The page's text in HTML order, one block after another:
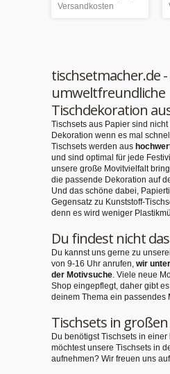
Versandkosten
tischsetmacher.de -
umweltfreundliche
Tischdekoration
Tischsets aus Papier sind
Dekoration wenn es mal
Tischsets werden aus
und sind optimal für jede
unsere große Movitvielfalt
die passende Dekoration auf
Und das schöne dabei,
Gegensatz zu Kunststoff-
denn es wird weniger
Du findest nicht
Du kannst uns gerne zu
von 9-16 Uhr anrufen, wir
der Motivsuche. Viele neue
Shop eingepflegt, daher gibt
deinem Thema ein passendes
Tischsets in
Du benötigst Tischsets in
möchtest unsere Tischsets in
aufnehmen? Wir freuen uns